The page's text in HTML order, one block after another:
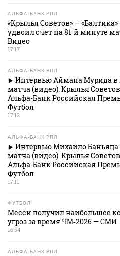
АЛЬФА-БАНК РПЛ
«Крылья Советов» —
удвоил счет на 81‑й минуте
Видео
17:17
АЛЬФА-БАНК РПЛ
Интервью Аймана Мурида в
матча (видео). Крылья
Альфа-Банк Российская
Футбол
17:12
АЛЬФА-БАНК РПЛ
Интервью Михайло Баньяца
матча (видео). Крылья
Альфа-Банк Российская
Футбол
17:11
ФУТБОЛ
Месси получил наибольшее
угроз за время ЧМ‑2026 — СМИ
16:54
АЛЬФА-БАНК РПЛ